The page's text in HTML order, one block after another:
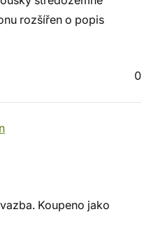
rozšířen o popis
0
Koupeno jako